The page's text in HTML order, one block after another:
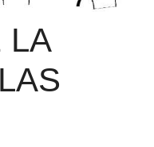
LA